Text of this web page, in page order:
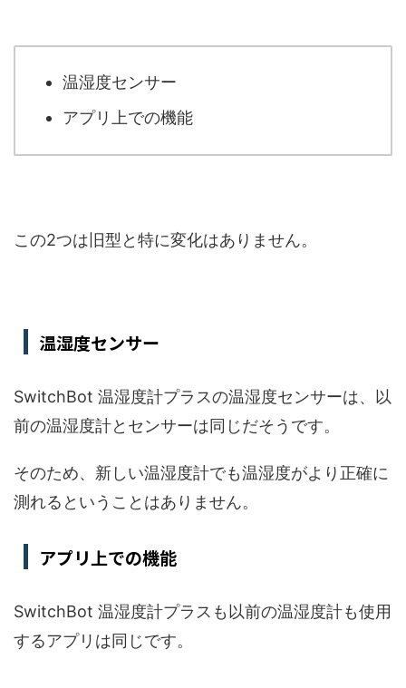
温湿度センサー
アプリ上での機能
この2つは旧型と特に変化はありません。
温湿度センサー
SwitchBot 温湿度計プラスの温湿度センサーは、以
前の温湿度計とセンサーは同じだそうです。
そのため、新しい温湿度計でも温湿度がより正確に
測れるということはありません。
アプリ上での機能
SwitchBot 温湿度計プラスも以前の温湿度計も使用
するアプリは同じです。